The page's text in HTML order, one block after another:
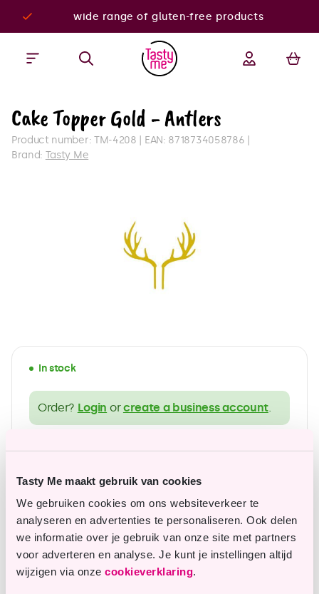
Tasty Me maakt gebruik van cookies
We gebruiken cookies om ons websiteverkeer te
analyseren en advertenties te personaliseren. Ook delen
we informatie over je gebruik van onze site met partners
voor adverteren en analyse. Je kunt je instellingen altijd
wijzigen via onze cookieverklaring.
wide range of gluten-free products
Cake Topper Gold - Antlers
Product number: TM-4208 EAN: 8718734058786
Brand: Tasty Me
In stock
Order? Login orcreate a business account.
wide range of gluten-free products
Affordable top quality
Questions or remarks?
Our customer service is happy to assist you.